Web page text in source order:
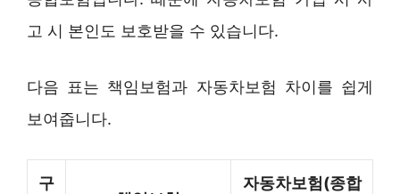
고 시 본인도 보호받을 수 있습니다.
다음 표는 책임보험과 자동차보험 차이를 쉽게
보여줍니다.
구
자동차보험(종합